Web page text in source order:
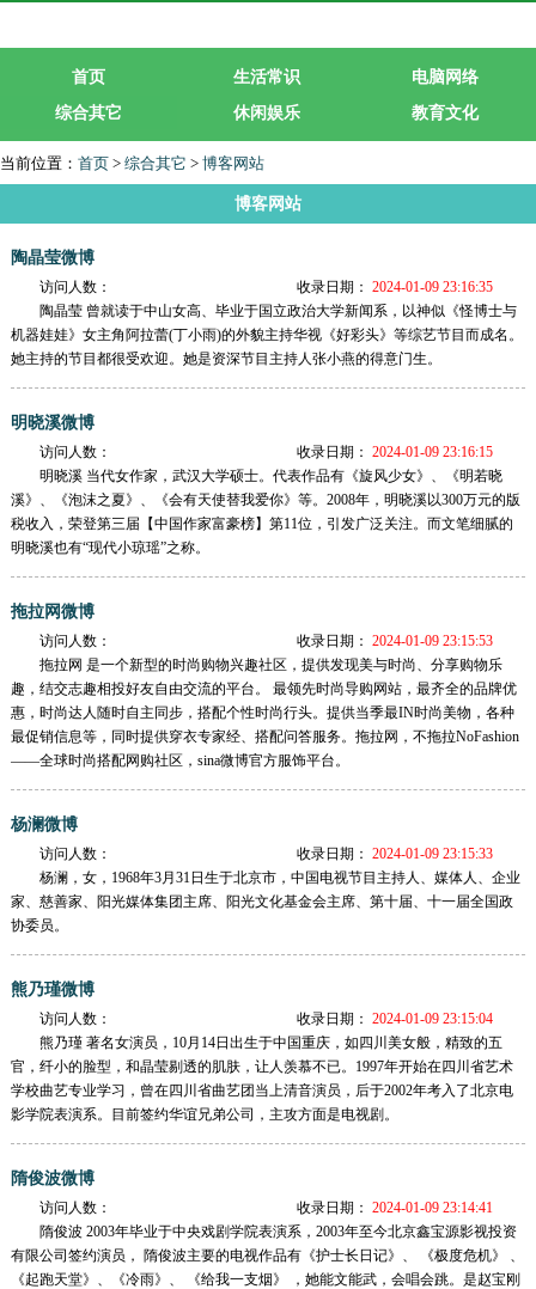
首页 生活常识
电脑网络
综合其它
休闲娱乐
教育文化
当前位置： 首页 > 综合其它 > 博客网站
博客网站
陶晶莹微博
访问人数： 收录日期： 2024-01-09 23:16:35
陶晶莹 曾就读于中山女高、毕业于国立政治大学新闻系，以神似《怪博士与
机器娃娃》女主角阿拉蕾(丁小雨)的外貌主持华视《好彩头》等综艺节目而成名。
她主持的节目都很受欢迎。她是资深节目主持人张小燕的得意门生。
明晓溪微博
访问人数： 收录日期： 2024-01-09 23:16:15
明晓溪 当代女作家，武汉大学硕士。代表作品有《旋风少女》、《明若晓
溪》、《泡沫之夏》、《会有天使替我爱你》等。2008年，明晓溪以300万元的版
税收入，荣登第三届【中国作家富豪榜】第11位，引发广泛关注。而文笔细腻的
明晓溪也有“现代小琼瑶”之称。
拖拉网微博
访问人数： 收录日期： 2024-01-09 23:15:53
拖拉网 是一个新型的时尚购物兴趣社区，提供发现美与时尚、分享购物乐
趣，结交志趣相投好友自由交流的平台。 最领先时尚导购网站，最齐全的品牌优
惠，时尚达人随时自主同步，搭配个性时尚行头。提供当季最IN时尚美物，各种
最促销信息等，同时提供穿衣专家经、搭配问答服务。拖拉网，不拖拉NoFashion
——全球时尚搭配网购社区，sina微博官方服饰平台。
杨澜微博
访问人数： 收录日期： 2024-01-09 23:15:33
杨澜，女，1968年3月31日生于北京市，中国电视节目主持人、媒体人、企业
家、慈善家、阳光媒体集团主席、阳光文化基金会主席、第十届、十一届全国政
协委员。
熊乃瑾微博
访问人数： 收录日期： 2024-01-09 23:15:04
熊乃瑾 著名女演员，10月14日出生于中国重庆，如四川美女般，精致的五
官，纤小的脸型，和晶莹剔透的肌肤，让人羡慕不已。1997年开始在四川省艺术
学校曲艺专业学习，曾在四川省曲艺团当上清音演员，后于2002年考入了北京电
影学院表演系。目前签约华谊兄弟公司，主攻方面是电视剧。
隋俊波微博
访问人数： 收录日期： 2024-01-09 23:14:41
隋俊波 2003年毕业于中央戏剧学院表演系，2003年至今北京鑫宝源影视投资
有限公司签约演员， 隋俊波主要的电视作品有《护士长日记》、 《极度危机》 、
《起跑天堂》、《冷雨》、 《给我一支烟》 ，她能文能武，会唱会跳。是赵宝刚